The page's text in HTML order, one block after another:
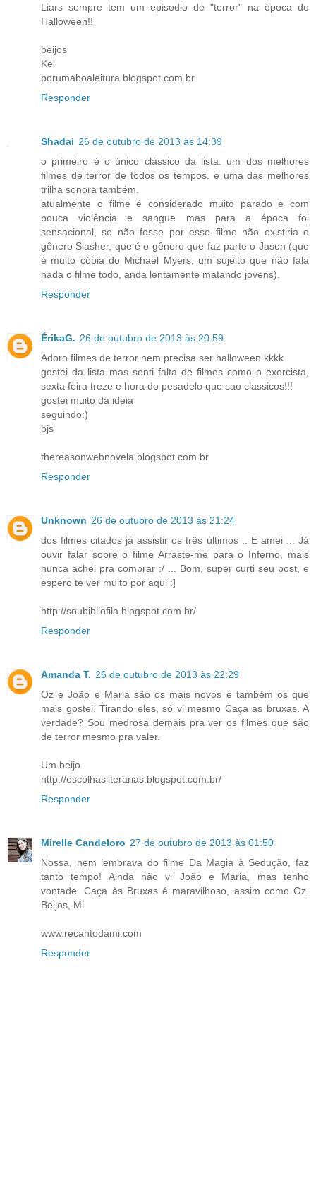
Liars sempre tem um episodio de "terror" na época do
Halloween!!
beijos
Kel
porumaboaleitura.blogspot.com.br
Responder
Shadai 26 de outubro de 2013 às 14:39
o primeiro é o único clássico da lista. um dos melhores
filmes de terror de todos os tempos. e uma das melhores
trilha sonora também.
atualmente o filme é considerado muito parado e com
pouca violência e sangue mas para a época foi
sensacional, se não fosse por esse filme não existiria o
gênero Slasher, que é o gênero que faz parte o Jason (que
é muito cópia do Michael Myers, um sujeito que não fala
nada o filme todo, anda lentamente matando jovens).
Responder
ÉrikaG. 26 de outubro de 2013 às 20:59
Adoro filmes de terror nem precisa ser halloween kkkk
gostei da lista mas senti falta de filmes como o exorcista,
sexta feira treze e hora do pesadelo que sao classicos!!!
gostei muito da ideia
seguindo:)
bjs
thereasonwebnovela.blogspot.com.br
Responder
Unknown 26 de outubro de 2013 às 21:24
dos filmes citados já assistir os três últimos .. E amei ... Já
ouvir falar sobre o filme Arraste-me para o Inferno, mais
nunca achei pra comprar :/ ... Bom, super curti seu post, e
espero te ver muito por aqui :]
http://soubibliofila.blogspot.com.br/
Responder
Amanda T. 26 de outubro de 2013 às 22:29
Oz e João e Maria são os mais novos e também os que
mais gostei. Tirando eles, só vi mesmo Caça as bruxas. A
verdade? Sou medrosa demais pra ver os filmes que são
de terror mesmo pra valer.
Um beijo
http://escolhasliterarias.blogspot.com.br/
Responder
Mirelle Candeloro 27 de outubro de 2013 às 01:50
Nossa, nem lembrava do filme Da Magia à Sedução, faz
tanto tempo! Ainda não vi João e Maria, mas tenho
vontade. Caça às Bruxas é maravilhoso, assim como Oz.
Beijos, Mi
www.recantodami.com
Responder